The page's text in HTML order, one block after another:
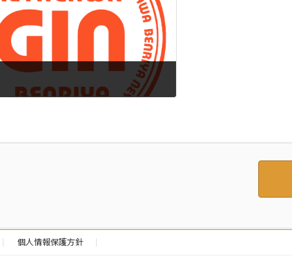
個人情報保護方針